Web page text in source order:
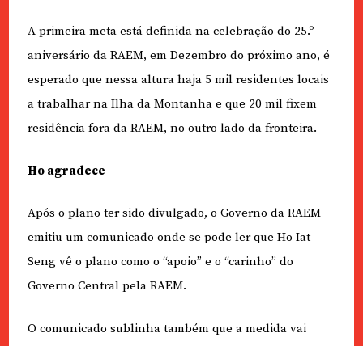
A primeira meta está definida na celebração do 25.º
aniversário da RAEM, em Dezembro do próximo ano, é
esperado que nessa altura haja 5 mil residentes locais
a trabalhar na Ilha da Montanha e que 20 mil fixem
residência fora da RAEM, no outro lado da fronteira.
Ho agradece
Após o plano ter sido divulgado, o Governo da RAEM
emitiu um comunicado onde se pode ler que Ho Iat
Seng vê o plano como o “apoio” e o “carinho” do
Governo Central pela RAEM.
O comunicado sublinha também que a medida vai